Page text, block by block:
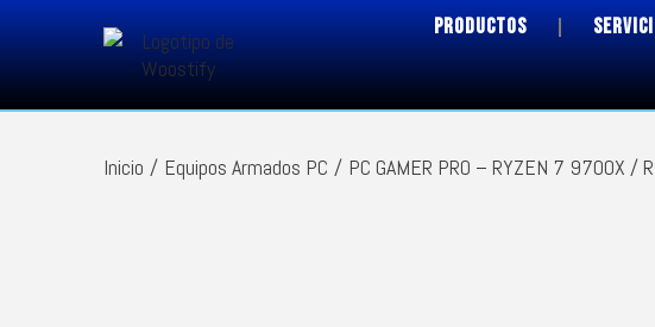
PRODUCTOS
Inicio / Equipos Armados PC / PC GAMER PRO – RYZEN 7 9700X